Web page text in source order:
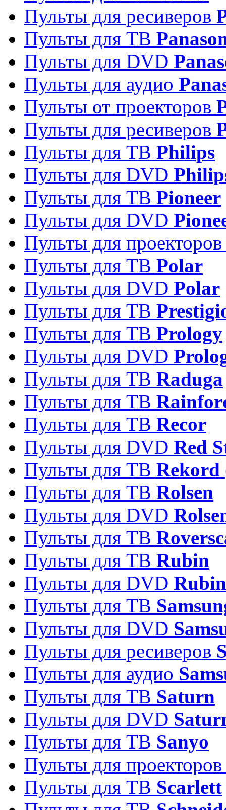
Пульты для ресиверов
Пульты для ТВ
Пульты для DVD
Пульты для аудио
Пульты от проекторов
Пульты для ресиверов
Пульты для ТВ Philips
Пульты для DVD
Пульты для ТВ Pioneer
Пульты для DVD
Пульты для
Пульты для ТВ Polar
Пульты для DVD Polar
Пульты для ТВ
Пульты для ТВ Prology
Пульты для DVD
Пульты для ТВ Raduga
Пульты для ТВ
Пульты для ТВ Recor
Пульты для DVD Red
Пульты для ТВ Rekord
Пульты для ТВ Rolsen
Пульты для DVD
Пульты для ТВ
Пульты для ТВ Rubin
Пульты для DVD Rubin
Пульты для ТВ
Пульты для DVD
Пульты для ресиверов
Пульты для аудио
Пульты для ТВ Saturn
Пульты для DVD
Пульты для ТВ Sanyo
Пульты для
Пульты для ТВ Scarlett